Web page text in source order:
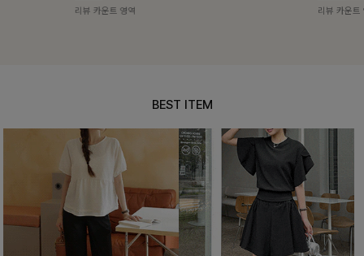
리뷰 카운트 영역 리뷰 카운트 영
BEST ITEM